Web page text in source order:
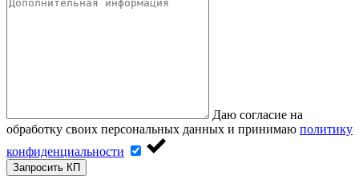
Даю согласие на
обработку своих персональных данных и принимаю политику
конфиденциальности
Запросить КП